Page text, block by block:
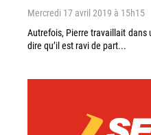
Mercredi 17 avril 2019 à 15h15
Autrefois, Pierre travaillait
dire qu’il est ravi de part...